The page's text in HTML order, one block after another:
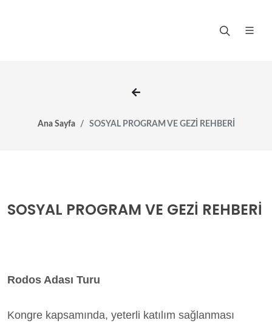
Ana Sayfa SOSYAL PROGRAM VE GEZİ REHBERİ
SOSYAL PROGRAM VE GEZİ REHBERİ
Rodos Adası Turu
Kongre kapsamında, yeterli katılım sağlanması